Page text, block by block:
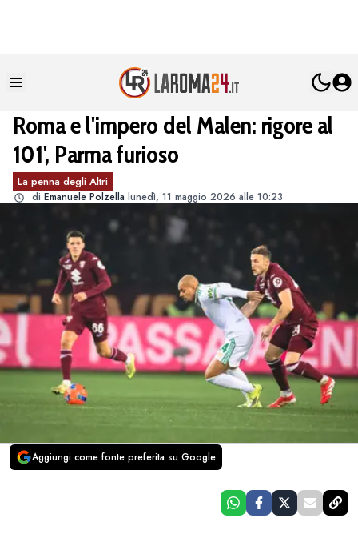
Roma e l'impero del Malen: rigore al
101', Parma furioso
La penna degli Altri
di Emanuele Polzella lunedì, 11 maggio 2026 alle 10:23
Aggiungi come fonte preferita su Google